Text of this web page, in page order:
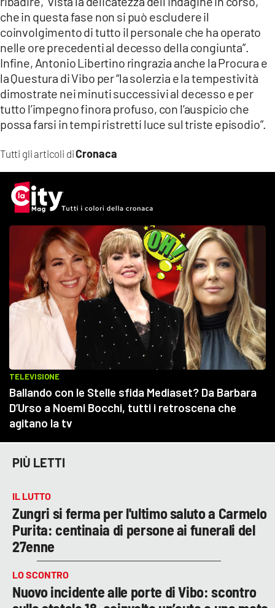
Tutti gli articoli diCronaca
che in questa fase non si può escludere il
coinvolgimento di tutto il personale che ha operato
nelle ore precedenti al decesso della congiunta”.
Infine, Antonio Libertino ringrazia anche la Procura e
la Questura di Vibo per “la solerzia e la tempestività
dimostrate nei minuti successivi al decesso e per
tutto l’impegno finora profuso, con l’auspicio che
possa farsi in tempi ristretti luce sul triste episodio”.
PIÙ LETTI
IL LUTTO
Zungri si ferma per l'ultimo saluto a Carmelo
Purita: centinaia di persone ai funerali del
27enne
LO SCONTRO
Nuovo incidente alle porte di Vibo: scontro